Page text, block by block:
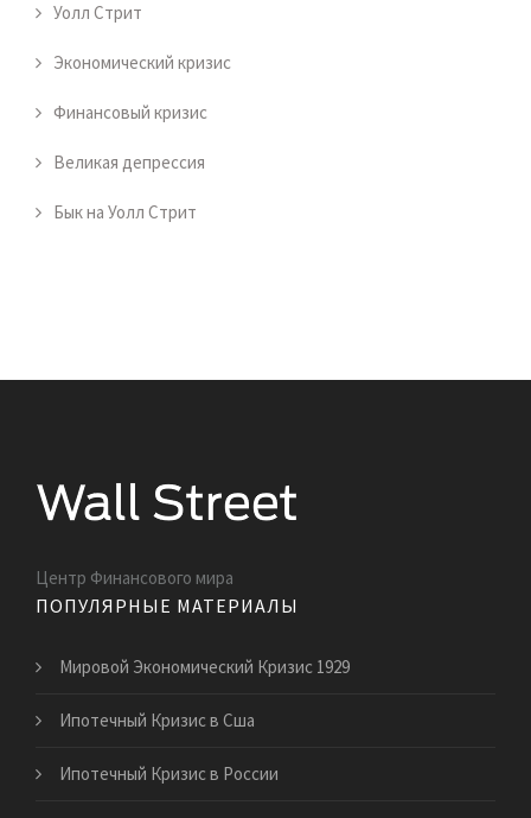
Уолл Стрит
Экономический кризис
Финансовый кризис
Великая депрессия
Бык на Уолл Стрит
Центр Финансового мира
ПОПУЛЯРНЫЕ МАТЕРИАЛЫ
Мировой Экономический Кризис 1929
Ипотечный Кризис в Сша
Ипотечный Кризис в России